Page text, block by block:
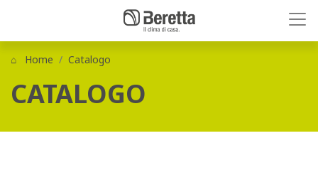
Home Catalogo
CATALOGO